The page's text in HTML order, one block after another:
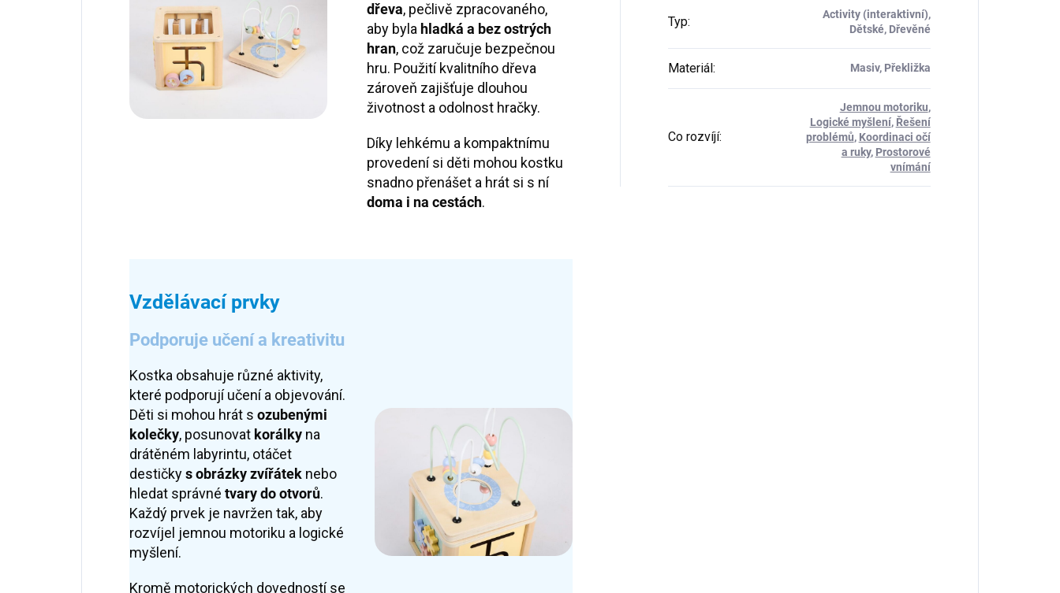
dřeva, pečlivě zpracovaného,
aby byla hladká a bez ostrých
hran, což zaručuje bezpečnou
hru. Použití kvalitního dřeva
zároveň zajišťuje dlouhou
životnost a odolnost hračky.
Díky lehkému a kompaktnímu
provedení si děti mohou kostku
snadno přenášet a hrát si s ní
doma i na cestách.
Vzdělávací prvky
Podporuje učení a kreativitu
Kostka obsahuje různé aktivity,
které podporují učení a objevování.
Děti si mohou hrát s ozubenými
kolečky, posunovat korálky na
drátěném labyrintu, otáčet
destičkys obrázkyzvířátek nebo
hledat správné tvary do otvorů.
Každý prvek je navržen tak, aby
rozvíjel jemnou motoriku a logické
myšlení.
Kromě motorických dovedností se
Typ:
Activity (interaktivní),
Dětské, Dřevěné
Materiál : Masiv, Překližka
Co rozvíjí:
Jemnou motoriku,
Logické myšlení, Řešení
problémů, Koordinaci očí
a ruky, Prostorové
vnímání